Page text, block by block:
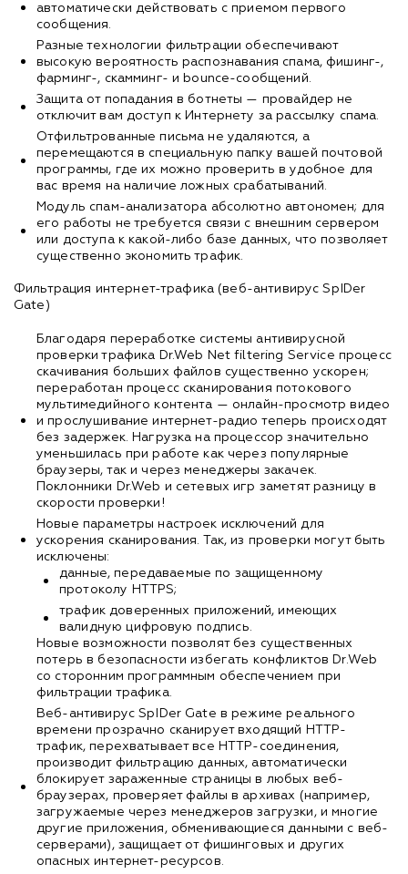
автоматически действовать с приемом первого
сообщения.
Разные технологии фильтрации обеспечивают
высокую вероятность распознавания спама, фишинг-,
фарминг-, скамминг- и bounce-сообщений.
Защита от попадания в ботнеты — провайдер не
отключит вам доступ к Интернету за рассылку спама.
Отфильтрованные письма не удаляются, а
перемещаются в специальную папку вашей почтовой
программы, где их можно проверить в удобное для
вас время на наличие ложных срабатываний.
Модуль спам-анализатора абсолютно автономен; для
его работы не требуется связи с внешним сервером
или доступа к какой-либо базе данных, что позволяет
существенно экономить трафик.
Фильтрация интернет-трафика (веб-антивирус SpIDer
Gate)
Благодаря переработке системы антивирусной
проверки трафика Dr.Web Net filtering Service процесс
скачивания больших файлов существенно ускорен;
переработан процесс сканирования потокового
мультимедийного контента — онлайн-просмотр видео
и прослушивание интернет-радио теперь происходят
без задержек. Нагрузка на процессор значительно
уменьшилась при работе как через популярные
браузеры, так и через менеджеры закачек.
Поклонники Dr.Web и сетевых игр заметят разницу в
скорости проверки!
Новые параметры настроек исключений для
ускорения сканирования. Так, из проверки могут быть
исключены:
данные, передаваемые по защищенному
протоколу HTTPS;
трафик доверенных приложений, имеющих
валидную цифровую подпись.
Новые возможности позволят без существенных
потерь в безопасности избегать конфликтов Dr.Web
со сторонним программным обеспечением при
фильтрации трафика.
Веб-антивирус SpIDer Gate в режиме реального
времени прозрачно сканирует входящий HTTP-
трафик, перехватывает все HTTP-соединения,
производит фильтрацию данных, автоматически
блокирует зараженные страницы в любых веб-
браузерах, проверяет файлы в архивах (например,
загружаемые через менеджеров загрузки, и многие
другие приложения, обменивающиеся данными с веб-
серверами), защищает от фишинговых и других
опасных интернет-ресурсов.